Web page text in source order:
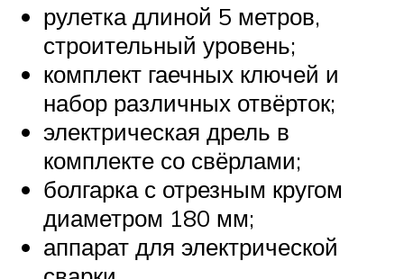
рулетка длиной 5 метров,
строительный уровень;
комплект гаечных ключей и
набор различных отвёрток;
электрическая дрель в
комплекте со свёрлами;
болгарка с отрезным кругом
диаметром 180 мм;
аппарат для электрической